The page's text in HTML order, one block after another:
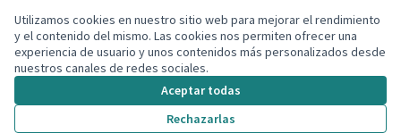
Utilizamos cookies en nuestro sitio web para mejorar el rendimiento
y el contenido del mismo. Las cookies nos permiten ofrecer una
experiencia de usuario y unos contenidos más personalizados desde
nuestros canales de redes sociales.
Aceptar todas
Rechazarlas
Términos y condiciones de uso
Configuración de cookies
Decidim Calafell en X
(Enlace externo)
Decidim Calafell en Facebook
Decidim Calafell en YouTube
Decidim Calafell en GitHub
(Enlace externo)